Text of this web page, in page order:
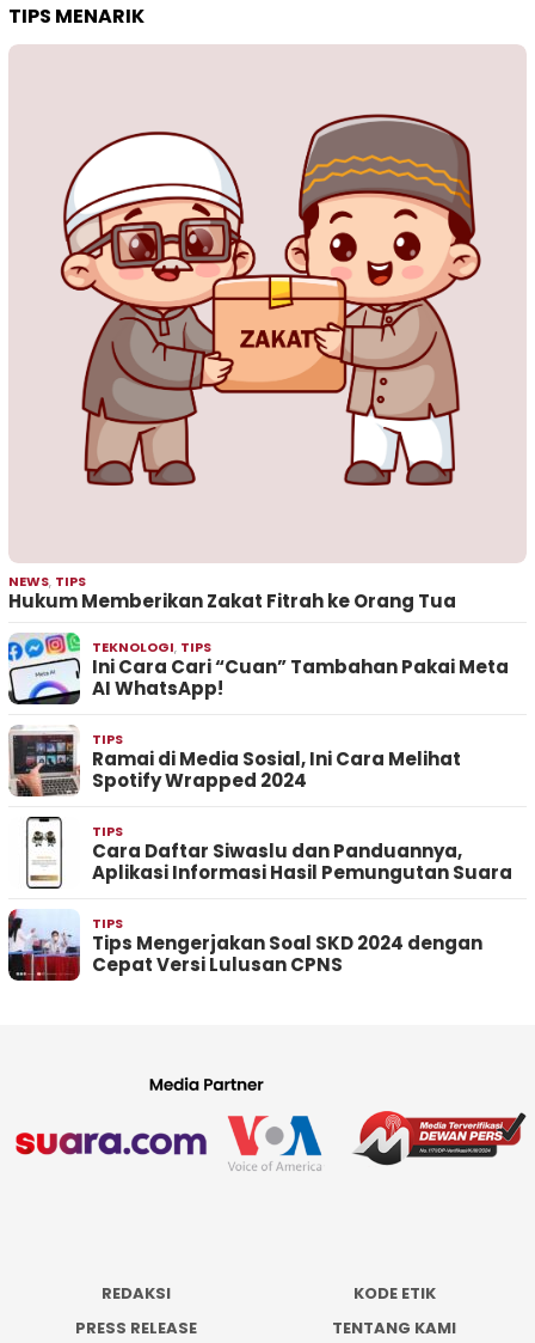
TIPS MENARIK
NEWS, TIPS
Hukum Memberikan Zakat Fitrah ke Orang Tua
TEKNOLOGI, TIPS
Ini Cara Cari “Cuan” Tambahan Pakai Meta
AI WhatsApp!
TIPS
Ramai di Media Sosial, Ini Cara Melihat
Spotify Wrapped 2024
TIPS
Cara Daftar Siwaslu dan Panduannya,
Aplikasi Informasi Hasil Pemungutan Suara
TIPS
Tips Mengerjakan Soal SKD 2024 dengan
Cepat Versi Lulusan CPNS
REDAKSI
KODE ETIK
PRESS RELEASE
TENTANG KAMI